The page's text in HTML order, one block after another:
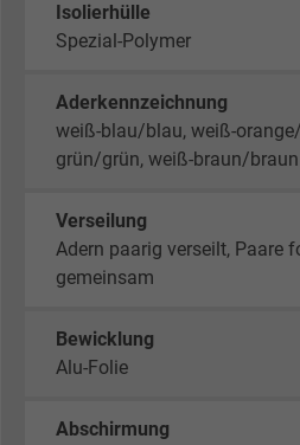
Isolierhülle
Spezial-Polymer
Aderkennzeichnung
weiß-blau/blau, weiß-
grün/grün, weiß-braun/braun
Verseilung
Adern paarig verseilt, Paare
gemeinsam
Bewicklung
Alu-Folie
Abschirmung